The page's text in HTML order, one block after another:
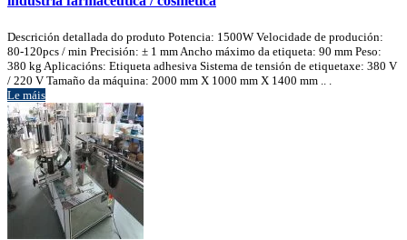
Descrición detallada do produto Potencia: 1500W Velocidade de produción:
80-120pcs / min Precisión: ± 1 mm Ancho máximo da etiqueta: 90 mm Peso:
380 kg Aplicacións: Etiqueta adhesiva Sistema de tensión de etiquetaxe: 380 V
/ 220 V Tamaño da máquina: 2000 mm X 1000 mm X 1400 mm .. .
Le máis